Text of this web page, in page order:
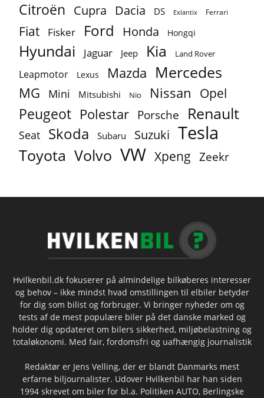
Citroën Cupra Dacia DS Exlantix Ferrari
Fiat Fisker Ford Honda Hongqi
Hyundai Jaguar Jeep Kia Land Rover
Leapmotor Lexus Mazda Mercedes
MG Mini Mitsubishi Nio Nissan Opel
Peugeot Polestar Porsche Renault
Seat Skoda Subaru Suzuki Tesla
Toyota Volvo VW Xpeng Zeekr
Hvilkenbil.dk fokuserer på almindelige bilkøberes interesser
og behov – ikke mindst hvad omstillingen til elbiler betyder
for dig som bilist og forbruger. Vi bringer nyheder om og
tests af de mest populære biler på det danske marked og
holder dig opdateret om bilers sikkerhed, miljøbelastning og
totaløkonomi. Med fair, fordomsfri og uafhængig journalistik
Redaktør er Jens Velling, der er blandt Danmarks mest
erfarne biljournalister. Udover Hvilkenbil har han siden
1994 skrevet om biler for bl.a. Politiken AUTO, Berlingske